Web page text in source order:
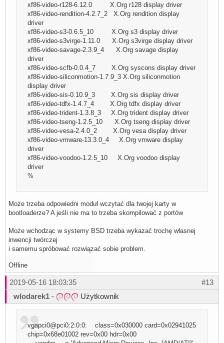
xf86-video-r128-6.12.0 X.Org r128 display driver
xf86-video-rendition-4.2.7_2 X.Org rendition display
driver
xf86-video-s3-0.6.5_10 X.Org s3 display driver
xf86-video-s3virge-1.11.0 X.Org s3virge display driver
xf86-video-savage-2.3.9_4 X.Org savage display
driver
xf86-video-scfb-0.0.4_7 X.Org syscons display driver
xf86-video-siliconmotion-1.7.9_3 X.Org siliconmotion
display driver
xf86-video-sis-0.10.9_3 X.Org sis display driver
xf86-video-tdfx-1.4.7_4 X.Org tdfx display driver
xf86-video-trident-1.3.8_3 X.Org trident display driver
xf86-video-tseng-1.2.5_10 X.Org tseng display driver
xf86-video-vesa-2.4.0_2 X.Org vesa display driver
xf86-video-vmware-13.3.0_4 X.Org vmware display
driver
xf86-video-voodoo-1.2.5_10 X.Org voodoo display
driver
%
Może trzeba odpowiedni moduł wczytać dla twojej karty w
bootloaderze? A jeśli nie ma to trzeba skompilować z portów
Może wchodząc w systemy BSD trzeba wykazać trochę własnej
inwencji twórczej
i samemu spróbować rozwiązać sobie problem.
Offline
#13
2019-05-16 18:03:35
wlodarek1 - Użytkownik
vgapci0@pci0:2:0:0: class=0x030000 card=0x02941025
chip=0x68e01002 rev=0x00 hdr=0x00